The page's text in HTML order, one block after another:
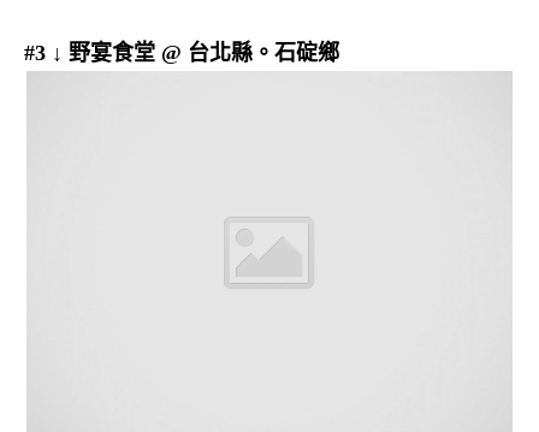
#3 ↓ 野宴食堂 @ 台北縣。石碇鄉